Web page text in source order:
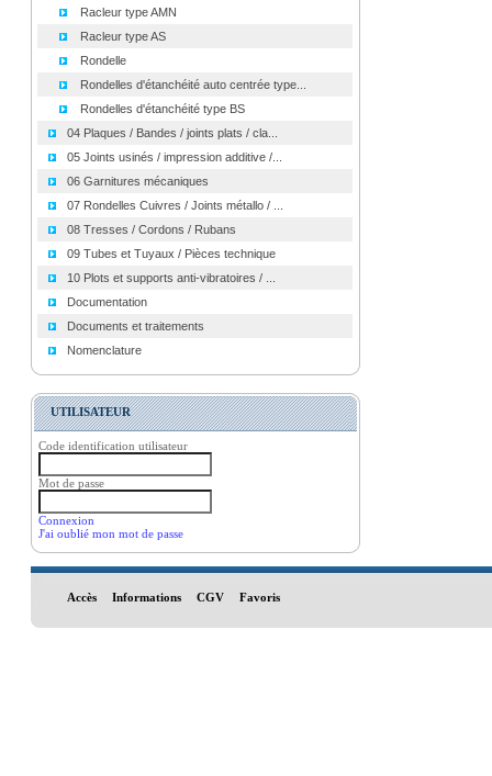
Racleur type AMN
Racleur type AS
Rondelle
Rondelles d'étanchéité auto centrée type...
Rondelles d'étanchéité type BS
04 Plaques / Bandes / joints plats / cla...
05 Joints usinés / impression additive /...
06 Garnitures mécaniques
07 Rondelles Cuivres / Joints métallo / ...
08 Tresses / Cordons / Rubans
09 Tubes et Tuyaux / Pièces technique
10 Plots et supports anti-vibratoires / ...
Documentation
Documents et traitements
Nomenclature
UTILISATEUR
Code identification utilisateur
Mot de passe
Connexion
J'ai oublié mon mot de passe
Accès Informations CGV Favoris